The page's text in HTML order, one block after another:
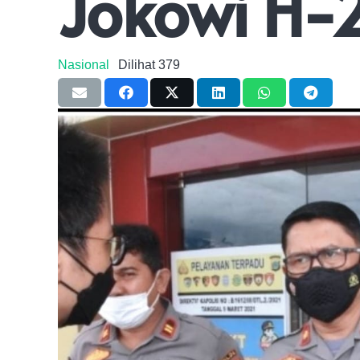
Nasional Dilihat379